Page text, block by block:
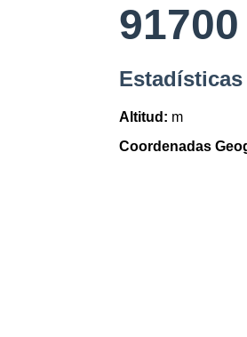
Altitud: m
Coordenadas